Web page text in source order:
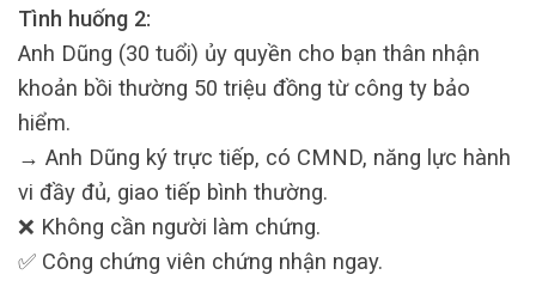
Tình huống 2:
Anh Dũng (30 tuổi) ủy quyền cho bạn thân nhận
khoản bồi thường 50 triệu đồng từ công ty bảo
hiểm.
→ Anh Dũng ký trực tiếp, có CMND, năng lực hành
vi đầy đủ, giao tiếp bình thường.
❌ Không cần người làm chứng.
✅ Công chứng viên chứng nhận ngay.